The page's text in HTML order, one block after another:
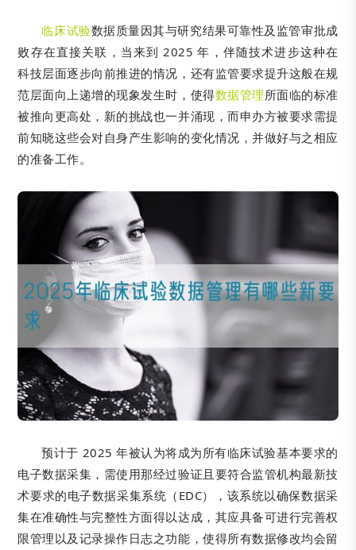
临床试验数据质量因其与研究结果可靠性及监管审批成
败存在直接关联，当来到 2025 年，伴随技术进步这种在
科技层面逐步向前推进的情况，还有监管要求提升这般在规
范层面向上递增的现象发生时，使得数据管理 所面临的标准
被推向更高处，新的挑战也一并涌现，而申办方被要求需提
前知晓这些会对自身产生影响的变化情况，并做好与之相应
的准备工作。
预计于 2025 年被认为将成为所有临床试验基本要求的
电子数据采集，需使用那经过验证且要符合监管机构最新技
术要求的电子数据采集系统（EDC），该系统以确保数据采
集在准确性与完整性方面得以达成，其应具备可进行完善权
限管理以及记录操作日志之功能，使得所有数据修改均会留